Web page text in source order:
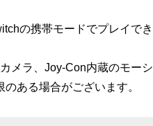
の携帯モードでプレイでき
メラ、Joy-Con内蔵のモーシ
ある場合がございます。